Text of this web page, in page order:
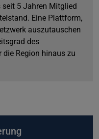
seit 5 Jahren Mitglied
Eine Plattform,
auszutauschen
des
die Region hinaus zu